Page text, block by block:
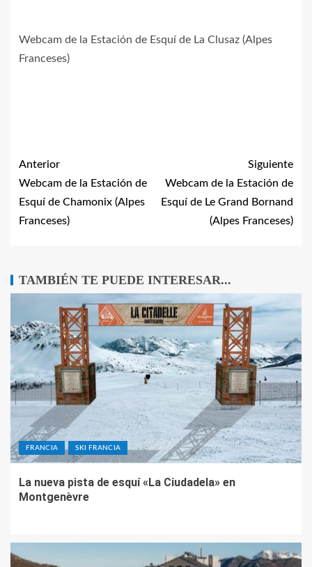
Webcam de la Estación de Esquí de La Clusaz (Alpes
Franceses)
Anterior
Webcam de la Estación de
Esquí de Chamonix (Alpes
Franceses)
Siguiente
Webcam de la Estación de
Esquí de Le Grand Bornand
(Alpes Franceses)
TAMBIÉN TE PUEDE INTERESAR...
FRANCIA SKI FRANCIA
La nueva pista de esquí «La Ciudadela» en
Montgenèvre